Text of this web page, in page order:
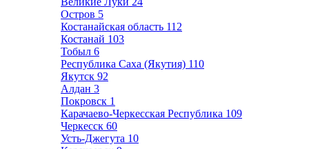
Остров 5
Костанайская область 112
Костанай 103
Тобыл 6
Республика Саха (Якутия) 110
Якутск 92
Алдан 3
Покровск 1
Карачаево-Черкесская Республика 109
Черкесск 60
Усть-Джегута 10